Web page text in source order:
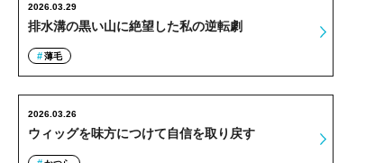
排水溝の黒い山に絶望した私の逆転劇
2026.03.29
薄毛
ウィッグを味方につけて自信を取り戻す
2026.03.26